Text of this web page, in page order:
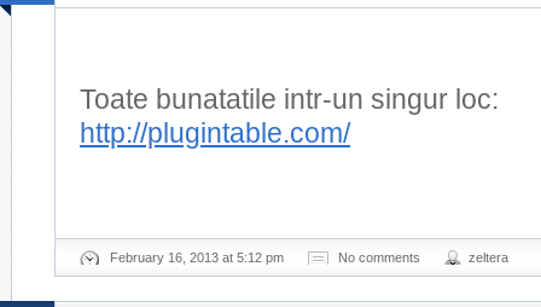
Toate bunatatile intr-un singur loc:
http://plugintable.com/
February 16, 2013 at 5:12 pm No comments zeltera